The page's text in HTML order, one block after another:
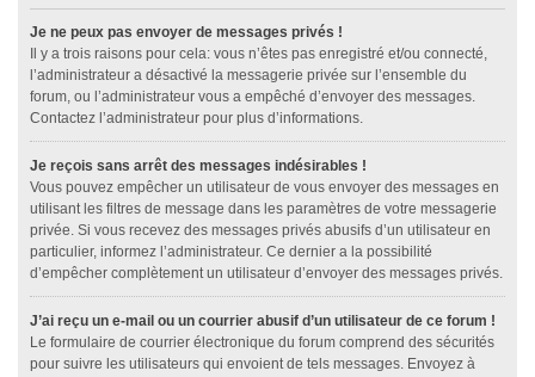
Je ne peux pas envoyer de messages privés !
Il y a trois raisons pour cela: vous n’êtes pas enregistré et/ou connecté,
l’administrateur a désactivé la messagerie privée sur l’ensemble du
forum, ou l’administrateur vous a empêché d’envoyer des messages.
Contactez l’administrateur pour plus d’informations.
Je reçois sans arrêt des messages indésirables !
Vous pouvez empêcher un utilisateur de vous envoyer des messages en
utilisant les filtres de message dans les paramètres de votre messagerie
privée. Si vous recevez des messages privés abusifs d’un utilisateur en
particulier, informez l’administrateur. Ce dernier a la possibilité
d’empêcher complètement un utilisateur d’envoyer des messages privés.
J’ai reçu un e-mail ou un courrier abusif d’un utilisateur de ce forum !
Le formulaire de courrier électronique du forum comprend des sécurités
pour suivre les utilisateurs qui envoient de tels messages. Envoyez à